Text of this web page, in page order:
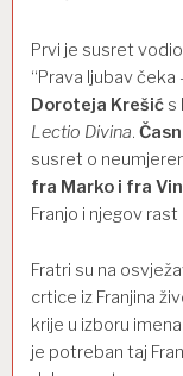
Prvi je susret
“Prava ljubav
Doroteja Krešić s
Lectio Divina.
susret o
fra Marko i fra
Franjo i njegov
Fratri su na
crtice iz Franjina
krije u izboru
je potreban taj